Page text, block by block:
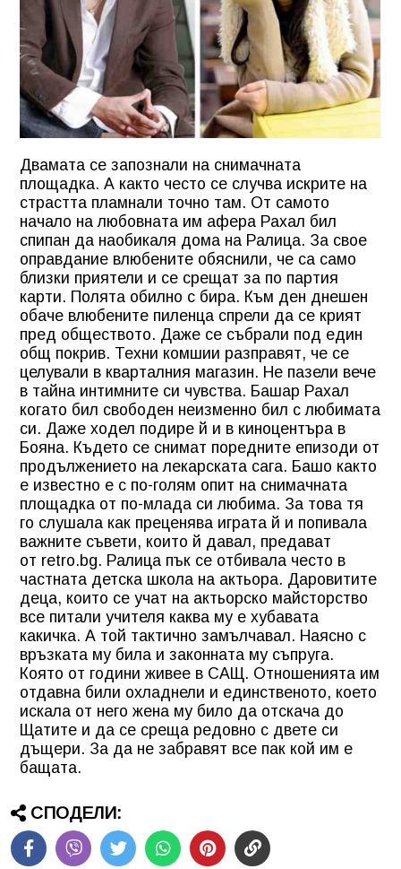
Двамата се запознали на снимачната
площадка. А както често се случва искрите на
страстта пламнали точно там. От самото
начало на любовната им афера Рахал бил
спипан да наобикаля дома на Ралица. За свое
оправдание влюбените обяснили, че са само
близки приятели и се срещат за по партия
карти. Полята обилно с бира. Към ден днешен
обаче влюбените пиленца спрели да се крият
пред обществото. Даже се събрали под един
общ покрив. Техни комшии разправят, че се
целували в кварталния магазин. Не пазели вече
в тайна интимните си чувства. Башар Рахал
когато бил свободен неизменно бил с любимата
си. Даже ходел подире й и в киноцентъра в
Бояна. Където се снимат поредните епизоди от
продължението на лекарската сага. Башо както
е известно е с по-голям опит на снимачната
площадка от по-млада си любима. За това тя
го слушала как преценява играта й и попивала
важните съвети, които й давал, предават
от retro.bg. Ралица пък се отбивала често в
частната детска школа на актьора. Даровитите
деца, които се учат на актьорско майсторство
все питали учителя каква му е хубавата
какичка. А той тактично замълчавал. Наясно с
връзката му била и законната му съпруга.
Която от години живее в САЩ. Отношенията им
отдавна били охладнели и единственото, което
искала от него жена му било да отскача до
Щатите и да се среща редовно с двете си
дъщери. За да не забравят все пак кой им е
бащата.
СПОДЕЛИ: